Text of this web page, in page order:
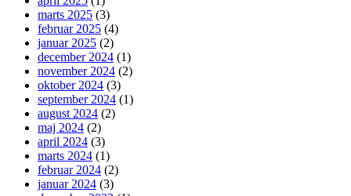
marts 2025 (3)
februar 2025 (4)
januar 2025 (2)
december 2024 (1)
november 2024 (2)
oktober 2024 (3)
september 2024 (1)
august 2024 (2)
maj 2024 (2)
april 2024 (3)
marts 2024 (1)
februar 2024 (2)
januar 2024 (3)